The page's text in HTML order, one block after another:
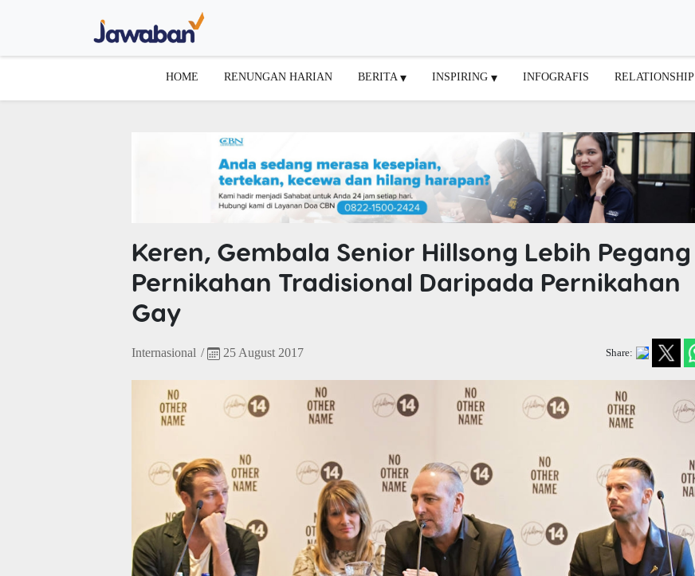
HOME RENUNGAN HARIAN BERITA INSPIRING INFOGRAFIS RELATIONSHIP
Keren, Gembala Senior Hillsong Lebih Pegang
Pernikahan Tradisional Daripada Pernikahan
Gay
Internasional / 25 August 2017 Share: